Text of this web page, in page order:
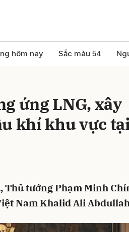
hôm nay Sắc màu 54
ứng LNG, xây
khí khu vực
Thủ tướng Phạm Minh
Nam Khalid Ali